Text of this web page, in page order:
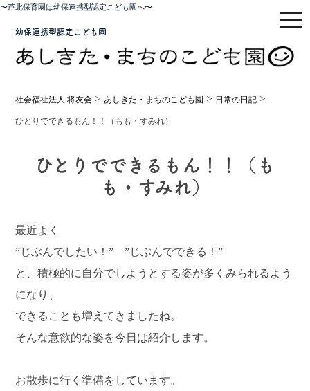
〜芦北保育園は幼保連携型認定こども園へ〜
幼保連携型認定こども園
社会福祉法人 将友会 > あしきた・まちのこども園 > 日常の日記 >
ひとりでできるもん！！（もも・すみれ）
ひとりでできるもん！！（も
も・すみれ）
最近よく
”じぶんでしたい！” ”じぶんでできる！”
と、積極的に自分でしようとする姿が多くみられるよう
になり、
できることも増えてきましたね。
そんな意欲的な姿を今日は紹介します。
お散歩に行く準備をしています。